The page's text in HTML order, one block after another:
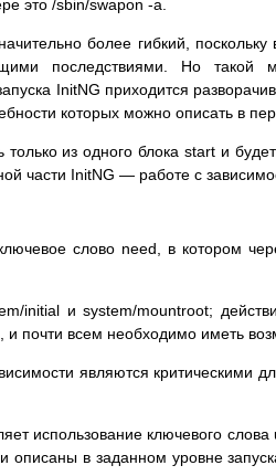
это /sbin/swapon -a.
более гибкий,
последствиями. Но такой
InitNG приходится
которых можно описать в
из одного блока start и
части InitNG — работе с
слово need, в котором
initial и system/mountroot;
почти всем необходимо иметь
являются критическими
использование ключевого
описаны в заданном уровне